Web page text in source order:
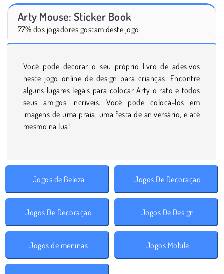
Arty Mouse: Sticker Book
77% dos jogadores gostam deste jogo
Você pode decorar o seu próprio livro de adesivos
neste jogo online de design para crianças. Encontre
alguns lugares legais para colocar Arty o rato e todos
seus amigos incríveis. Você pode colocá-los em
imagens de uma praia, uma festa de aniversário, e até
mesmo na lua!
Jogos de Beleza Jogos De Decoração
Jogos De Decoração Jogos De Design
Jogos de meninas Jogos Mobile